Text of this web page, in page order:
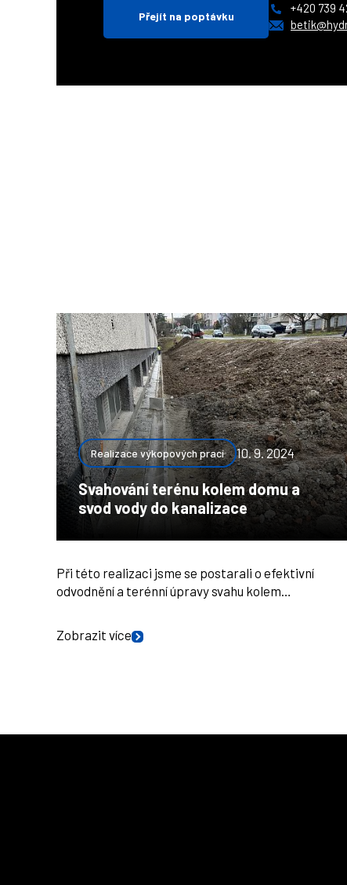
Přejít na poptávku
+420 739
Realizace výkopových prací 10. 9. 2024
Svahování terénu kolem domu a
svod vody do kanalizace
Při této realizaci jsme se postarali o efektivní
odvodnění a terénní úpravy svahu kolem…
Zobrazit více